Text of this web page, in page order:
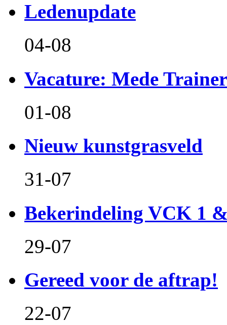
Ledenupdate
04-08
Vacature: Mede
01-08
Nieuw kunstgrasveld
31-07
Bekerindeling VCK 1
29-07
Gereed voor de aftrap!
22-07